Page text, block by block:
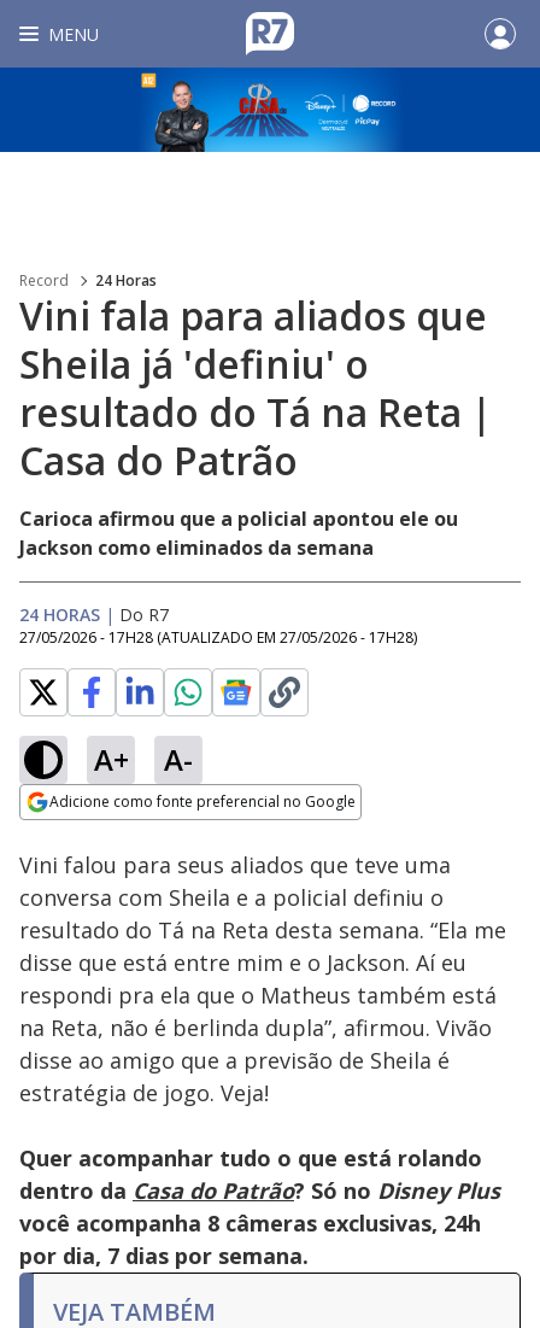
MENU
Record 24 Horas
Vini fala para aliados que
Sheila já 'definiu' o
resultado do Tá na Reta |
Casa do Patrão
Carioca afirmou que a policial apontou ele ou
Jackson como eliminados da semana
24 HORAS | Do R7
27/05/2026 - 17H28 (ATUALIZADO EM 27/05/2026 - 17H28)
A+ A-
Adicione como fonte preferencial no Google
Ativar
Loaded
21.26%
Vini falou para seus aliados que teve uma
conversa com Sheila e a policial definiu o
resultado do Tá na Reta desta semana. “Ela me
disse que está entre mim e o Jackson. Aí eu
respondi pra ela que o Matheus também está
na Reta, não é berlinda dupla”, afirmou. Vivão
disse ao amigo que a previsão de Sheila é
estratégia de jogo. Veja!
Quer acompanhar tudo o que está rolando
dentro da Casa do Patrão? Só no Disney Plus
você acompanha 8 câmeras exclusivas, 24h
por dia, 7 dias por semana.
VEJA TAMBÉM